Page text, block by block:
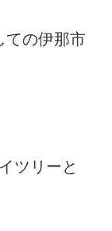
ての伊那市
ツリーと